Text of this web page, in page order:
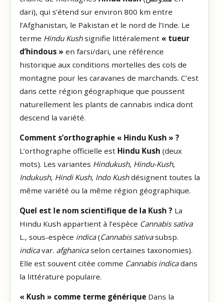
dari), qui s’étend sur environ 800 km entre
l’Afghanistan, le Pakistan et le nord de l’Inde. Le
terme Hindu Kushsignifie littéralement « tueur
d’hindous » en farsi/dari, une référence
historique aux conditions mortelles des cols de
montagne pour les caravanes de marchands. C’est
dans cette région géographique que poussent
naturellement les plants de cannabis indica dont
descend la variété.
Comment s’orthographie « Hindu Kush » ?
L’orthographe officielle est Hindu Kush (deux
mots). Les variantes Hindukush, Hindu-Kush,
Indukush, Hindi Kush, Indo Kushdésignent toutes la
même variété ou la même région géographique.
Quel est le nom scientifique de la Kush ? La
Hindu Kush appartient à l’espèce Cannabis sativa
L., sous-espèce indica(Cannabis sativasubsp.
indicavar. afghanicaselon certaines taxonomies).
Elle est souvent citée comme Cannabis indicadans
la littérature populaire.
« Kush » comme terme génériqueDans la